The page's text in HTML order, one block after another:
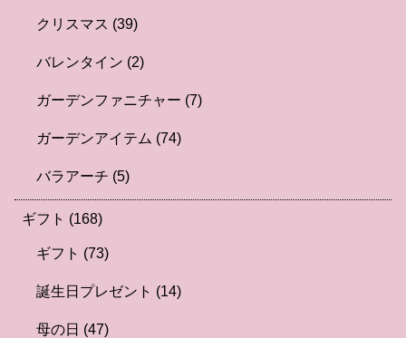
クリスマス (39)
バレンタイン (2)
ガーデンファニチャー (7)
ガーデンアイテム (74)
バラアーチ (5)
ギフト (168)
ギフト (73)
誕生日プレゼント (14)
母の日 (47)